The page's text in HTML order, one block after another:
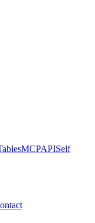
MCPAPISelf